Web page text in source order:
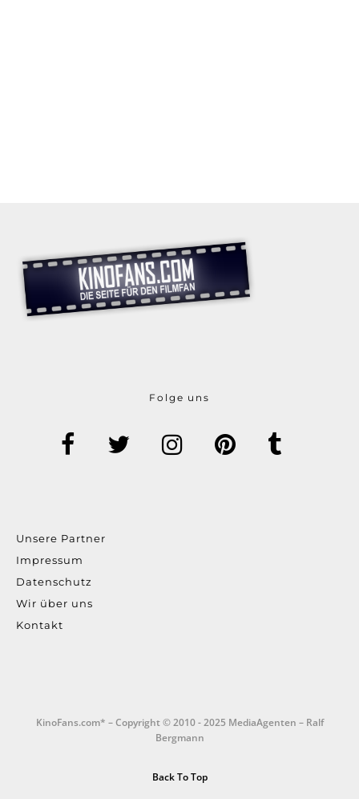
Folge uns
Unsere Partner
Impressum
Datenschutz
Wir über uns
Kontakt
KinoFans.com* – Copyright © 2010 - 2025 MediaAgenten – Ralf
Bergmann
Back To Top